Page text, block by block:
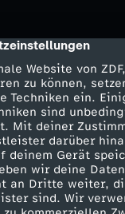
Website von
zu können,
Techniken ein.
sind
Mit deiner
darüber
deinem Gerät
wir deine
an Dritte weiter,
sind. Wir
Service
ZDFmitreden
Kontakt